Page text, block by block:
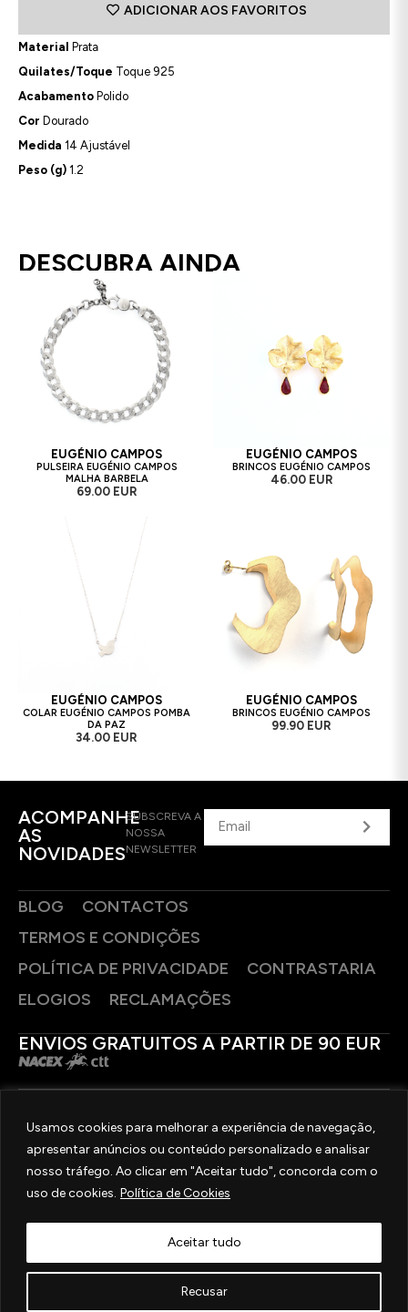
Usamos cookies para melhorar a experiência de navegação,
apresentar anúncios ou conteúdo personalizado e analisar
nosso tráfego. Ao clicar em "Aceitar tudo", concorda com o
uso de cookies. Política de Cookies
Recusar
Aceitar tudo
ADICIONAR AOS FAVORITOS
Material Prata
Quilates/Toque Toque 925
Acabamento Polido
Cor Dourado
Medida 14 Ajustável
Peso (g) 1.2
DESCUBRA AINDA
EUGÉNIO CAMPOS
PULSEIRA EUGÉNIO CAMPOS
MALHA BARBELA
69.00 EUR
EUGÉNIO CAMPOS
BRINCOS EUGÉNIO CAMPOS
46.00 EUR
EUGÉNIO CAMPOS
COLAR EUGÉNIO CAMPOS POMBA
DA PAZ
34.00 EUR
EUGÉNIO CAMPOS
BRINCOS EUGÉNIO CAMPOS
99.90 EUR
ACOMPANHE
AS
NOVIDADES
SUBSCREVA A
NOSSA
NEWSLETTER
BLOG
CONTACTOS
TERMOS E CONDIÇÕES
POLÍTICA DE PRIVACIDADE
CONTRASTARIA
ELOGIOS
RECLAMAÇÕES
ENVIOS GRATUITOS A PARTIR DE 90 EUR
SIGA-NOS
2025 © OURIVESARIA FRADIZELA